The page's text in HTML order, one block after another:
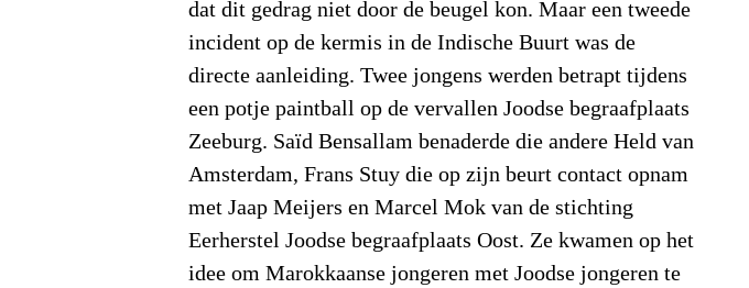
dat dit gedrag niet door de beugel kon. Maar een tweede
incident op de kermis in de Indische Buurt was de
directe aanleiding. Twee jongens werden betrapt tijdens
een potje paintball op de vervallen Joodse begraafplaats
Zeeburg. Saïd Bensallam benaderde die andere Held van
Amsterdam, Frans Stuy die op zijn beurt contact opnam
met Jaap Meijers en Marcel Mok van de stichting
Eerherstel Joodse begraafplaats Oost. Ze kwamen op het
idee om Marokkaanse jongeren met Joodse jongeren te